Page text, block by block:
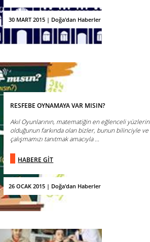
30 MART 2015 | Doğa'dan Haberler
26 OCAK 2015 | Doğa'dan Haberler
RESFEBE OYNAMAYA VAR MISIN?
Akıl Oyunlarının, matematiğin en eğlenceli
olduğunun farkında olan bizler, bunun bilinciyle
çalışmamızı tanıtmak amacıyla ...
HABERE GİT